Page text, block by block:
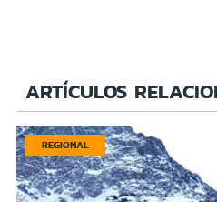
ARTÍCULOS
REGIONAL